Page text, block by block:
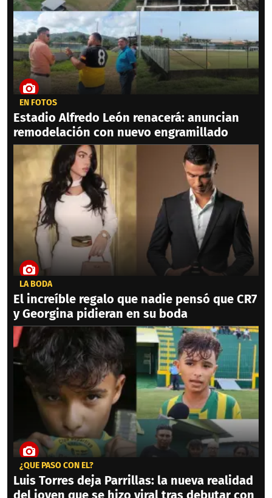
EN FOTOS
Estadio Alfredo León renacerá: anuncian
remodelación con nuevo engramillado
LA BODA
El increíble regalo que nadie pensó que CR7
y Georgina pidieran en su boda
¿QUÉ PASÓ CON ÉL?
Luis Torres deja Parrillas: la nueva realidad